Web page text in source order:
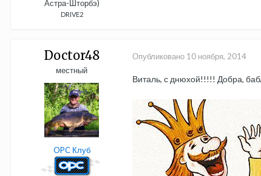
Астра-Шторбэ)
DRIVE2
Doctor48
местный
OPC Клуб
Опубликовано 10 ноября, 2014
Виталь, с днюхой!!!!! Добра,